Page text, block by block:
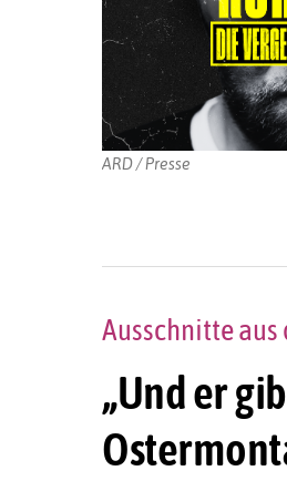
ARD / Presse
„Und er
Ausschnitte aus